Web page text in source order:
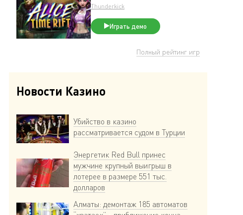
Thunderkick
Играть демо
Полный рейтинг игр
Новости Казино
Убийство в казино
рассматривается судом в Турции
Энергетик Red Bull принес
мужчине крупный выигрыш в
лотерее в размере 551 тыс.
долларов
Алматы: демонтаж 185 автоматов